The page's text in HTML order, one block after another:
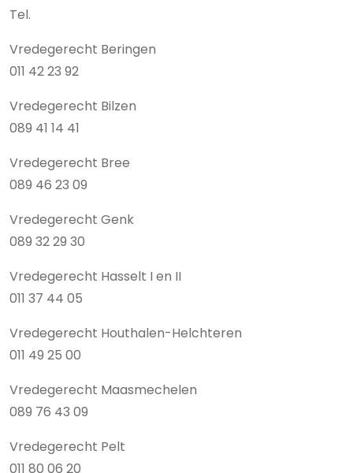
Tel.
Vredegerecht Beringen
011 42 23 92
Vredegerecht Bilzen
089 41 14 41
Vredegerecht Bree
089 46 23 09
Vredegerecht Genk
089 32 29 30
Vredegerecht Hasselt I en II
011 37 44 05
Vredegerecht Houthalen-Helchteren
011 49 25 00
Vredegerecht Maasmechelen
089 76 43 09
Vredegerecht Pelt
011 80 06 20